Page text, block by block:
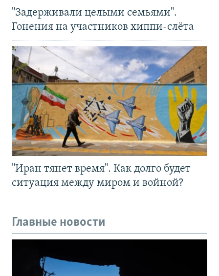
"Задерживали целыми семьями".
Гонения на участников хиппи-слёта
"Иран тянет время". Как долго будет
ситуация между миром и войной?
Главные новости